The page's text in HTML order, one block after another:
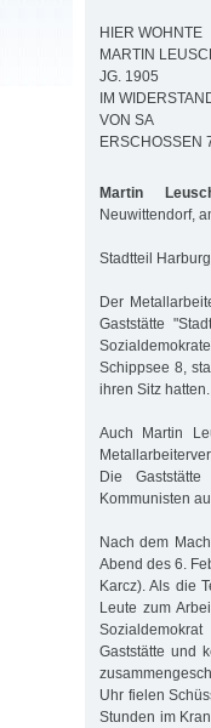
HIER WOHNTE
MARTIN
JG. 1905
IM
VON SA
ERSCHOSSEN
Martin
Neuwittendorf,
Stadtteil
Der
Gaststätte
Schippsee 8,
ihren Sitz hatten.
Auch Martin
Die
Kommunisten
Nach dem
Abend des 6.
Karcz). Als die
Leute zum
Gaststätte und
Uhr fielen
Stunden im